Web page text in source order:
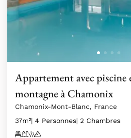
Appartement avec piscine
montagne à Chamonix
Chamonix-Mont-Blanc, France
37m²| 4 Personnes| 2 Chambres